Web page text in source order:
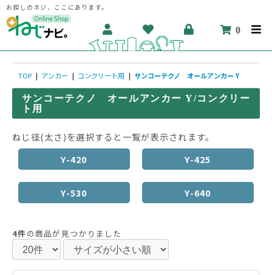
お探しのネジ、ここにあります。
0
TOP | アンカー | コンクリート用 | サンコーテクノ オールアンカー Y
サンコーテクノ オールアンカー Y/コンクリー
ト用
ねじ径(太さ)を選択すると一覧が表示されます。
Y-420
Y-425
Y-530 Y-640
4件の商品が見つかりました